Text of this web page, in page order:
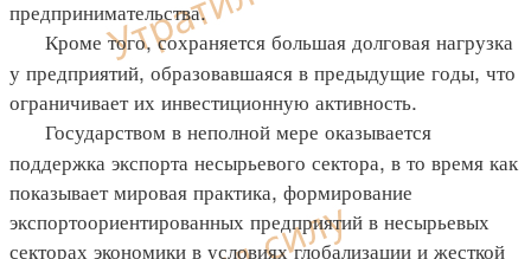
предпринимательства.
Кроме того, сохраняется большая долговая нагрузка
у предприятий, образовавшаяся в предыдущие годы, что
ограничивает их инвестиционную активность.
Государством в неполной мере оказывается
поддержка экспорта несырьевого сектора, в то время как
показывает мировая практика, формирование
экспортоориентированных предприятий в несырьевых
секторах экономики в условиях глобализации и жесткой